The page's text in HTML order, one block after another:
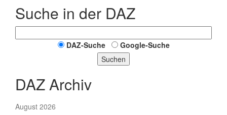
Suche in der DAZ
DAZ-Suche
Google-Suche
Suchen
DAZ Archiv
August 2026